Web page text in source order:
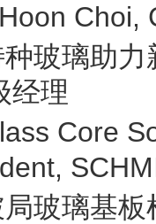
Choi,
玻璃助
经理
Core
玻璃基